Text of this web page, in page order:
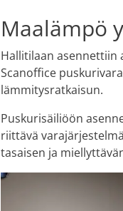
Maalämpö
Hallitilaan asennettiin
Scanoffice
lämmitysratkaisun.
Puskurisäiliöön
riittävä
tasaisen ja